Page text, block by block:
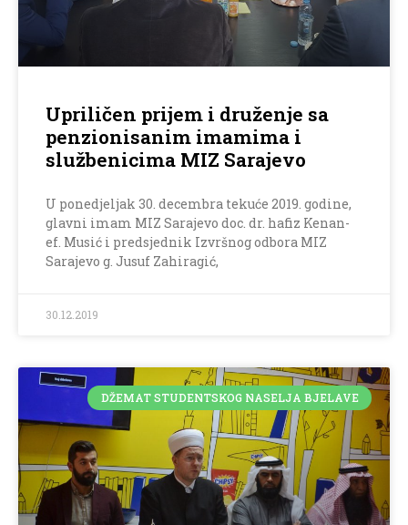
Upriličen prijem i druženje sa
penzionisanim imamima i
službenicima MIZ Sarajevo
U ponedjeljak 30. decembra tekuće 2019. godine,
glavni imam MIZ Sarajevo doc. dr. hafiz Kenan-
ef. Musić i predsjednik Izvršnog odbora MIZ
Sarajevo g. Jusuf Zahiragić,
30.12.2019
DŽEMAT STUDENTSKOG NASELJA BJELAVE